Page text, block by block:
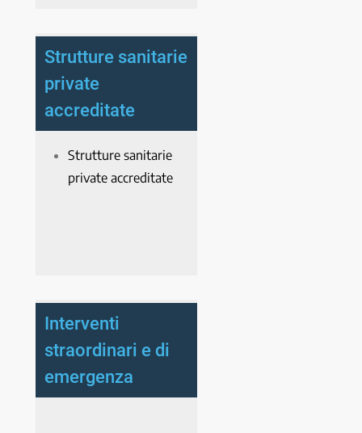
Strutture sanitarie
private
accreditate
Strutture sanitarie
private accreditate
Interventi
straordinari e di
emergenza